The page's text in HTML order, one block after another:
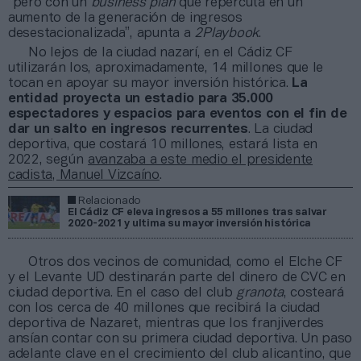
“pero con un business planque repercuta en un
aumento de la generación de ingresos
desestacionalizada”, apunta a 2Playbook.
No lejos de la ciudad nazarí, en el Cádiz CF
utilizarán los, aproximadamente, 14 millones que le
tocan en apoyar su mayor inversión histórica. La
entidad proyecta un estadio para 35.000
espectadores y espacios para eventos con el fin de
dar un salto en ingresos recurrentes. La ciudad
deportiva, que costará 10 millones, estará lista en
2022, según avanzaba a este medio el presidente
cadista, Manuel Vizcaíno.
Relacionado
El Cádiz CF eleva ingresos a 55 millones tras salvar
2020-2021 y ultima su mayor inversión histórica
Otros dos vecinos de comunidad, como el Elche CF
y el Levante UD destinarán parte del dinero de CVC en
ciudad deportiva. En el caso del club granota, costeará
con los cerca de 40 millones que recibirá la ciudad
deportiva de Nazaret, mientras que los franjiverdes
ansían contar con su primera ciudad deportiva. Un paso
adelante clave en el crecimiento del club alicantino, que